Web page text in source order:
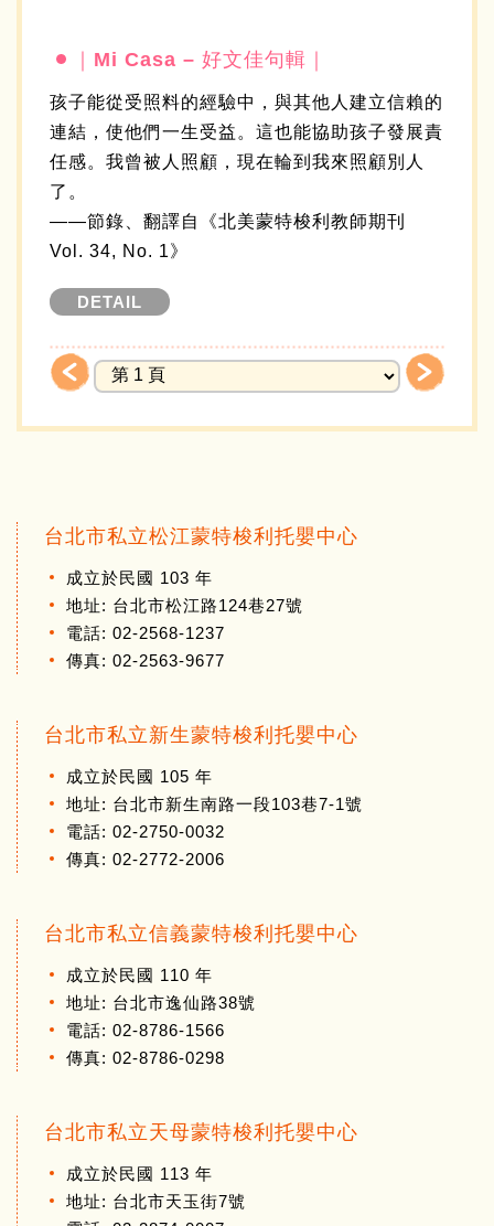
｜Mi Casa – 好文佳句輯｜
孩子能從受照料的經驗中，與其他人建立信賴的
連結，使他們一生受益。這也能協助孩子發展責
任感。我曾被人照顧，現在輪到我來照顧別人
了。
——節錄、翻譯自《北美蒙特梭利教師期刊
Vol. 34, No. 1》
DETAIL
台北市私立松江蒙特梭利托嬰中心
成立於民國 103 年
地址: 台北市松江路124巷27號
電話: 02-2568-1237
傳真: 02-2563-9677
台北市私立新生蒙特梭利托嬰中心
成立於民國 105 年
地址: 台北市新生南路一段103巷7-1號
電話: 02-2750-0032
傳真: 02-2772-2006
台北市私立信義蒙特梭利托嬰中心
成立於民國 110 年
地址: 台北市逸仙路38號
電話: 02-8786-1566
傳真: 02-8786-0298
台北市私立天母蒙特梭利托嬰中心
成立於民國 113 年
地址: 台北市天玉街7號